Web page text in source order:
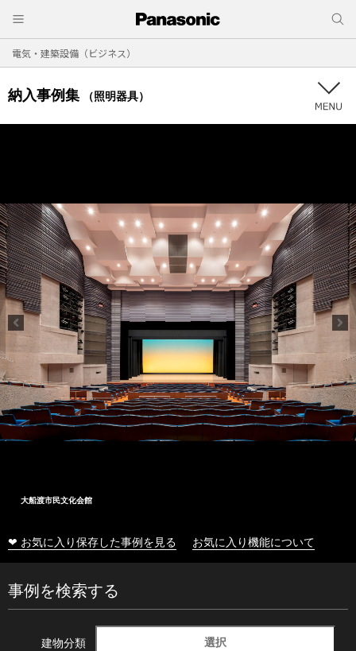
電気・建築設備（ビジネス）
納入事例集 （照明器具）
大船渡市民文化会館
❤ お気に入り保存した事例を見る お気に入り機能について
事例を検索する
建物分類 選択